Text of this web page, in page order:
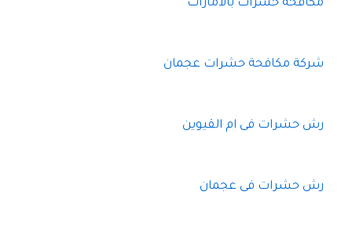
مكافحة حشرات بالامارات
شركة مكافحة حشرات عجمان
رش حشرات فى ام القيوين
رش حشرات فى عجمان